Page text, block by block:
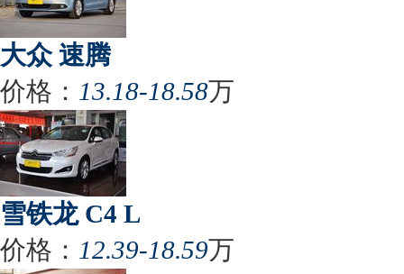
大众 速腾
价格： 13.18-18.58万
雪铁龙 C4 L
价格： 12.39-18.59万